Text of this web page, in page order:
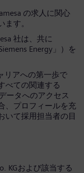
の求人に関心
す。
社は、共に
Energy」）を
リアへの第一歩で
べての関連する
ータへのアクセス
、プロフィールを充
いて採用担当者の目
KGおよび該当する